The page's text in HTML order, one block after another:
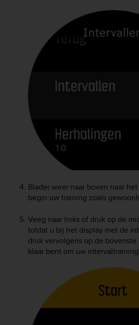
Blader weer naar boven naar
begin uw training zoals
Veeg naar links of druk op de
totdat u bij het display met de
druk vervolgens op de
klaar bent om uw